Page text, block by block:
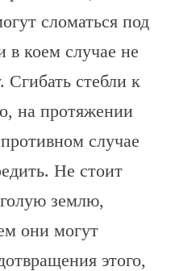
сломаться под
в коем случае не
Сгибать стебли к
на протяжении
случае
Не стоит
землю,
они могут
этого,